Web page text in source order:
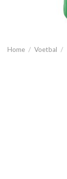
Home / Voetbal /